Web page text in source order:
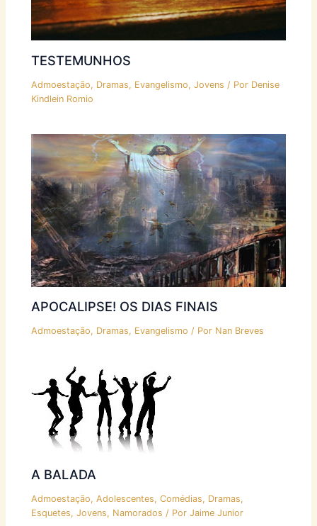
TESTEMUNHOS
Admoestação, Dramas, Evangelismo,Jovens / Por Denise
Kindlein Romio
APOCALIPSE! OS DIAS FINAIS
Admoestação, Dramas, Evangelismo / Por Nan Breves
A BALADA
Admoestação,Adolescentes,Comédias, Dramas,
Esquetes,Jovens, Namorados / PorJaime Junior